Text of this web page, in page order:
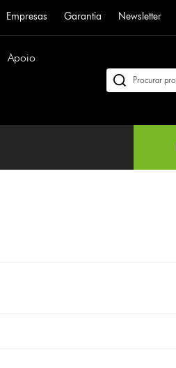
Empresas Garantia Newsletter
Apoio
Pesquisar